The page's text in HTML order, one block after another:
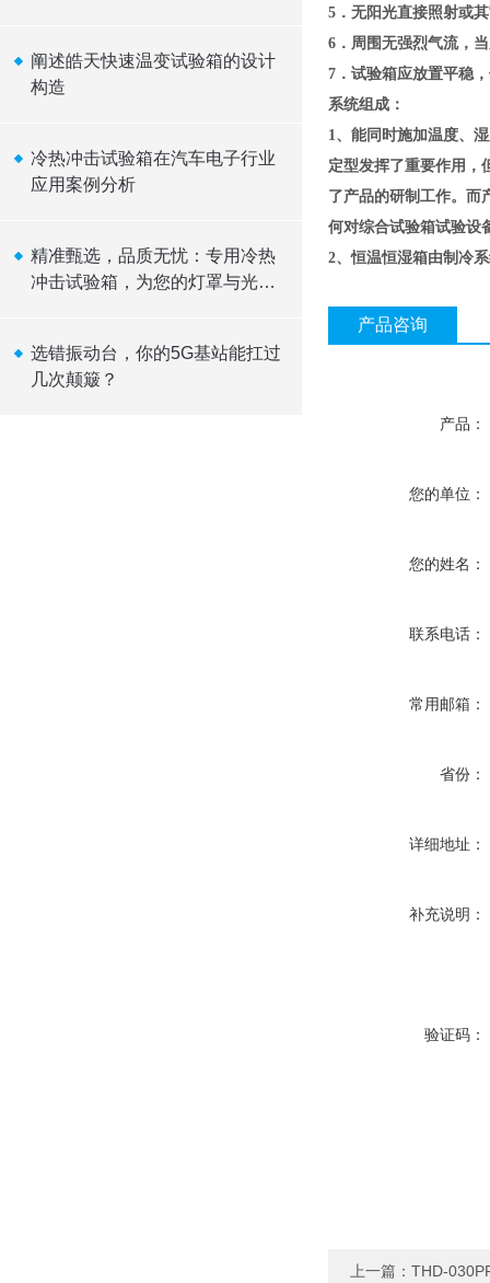
阐述皓天快速温变试验箱的设计
构造
冷热冲击试验箱在汽车电子行业
应用案例分析
精准甄选，品质无忧：专用冷热
冲击试验箱，为您的灯罩与光源
选错振动台，你的5G基站能扛过
几次颠簸？
5．无阳光直接照射或
6．周围无强烈气流，
7．试验箱应放置平稳
系统组成：
1、能同时施加温度、
定型发挥了重要作用，
了产品的研制工作。而
何对综合试验箱试验设
2、恒温恒湿箱由制冷
产品咨询
产品：
您的单位：
您的姓名：
联系电话：
常用邮箱：
省份：
详细地址：
补充说明：
验证码：
上一篇： THD-